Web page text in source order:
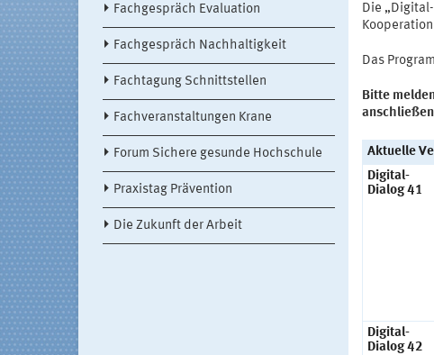
Fachgespräch Evaluation
Fachgespräch Nachhaltigkeit
Fachtagung Schnittstellen
Fachveranstaltungen Krane
Forum Sichere gesunde Hochschule
Praxistag Prävention
Die Zukunft der Arbeit
Die
Das
Bitte
Aktuelle
Digital-
Dialog 41
Digital-
Dialog 42